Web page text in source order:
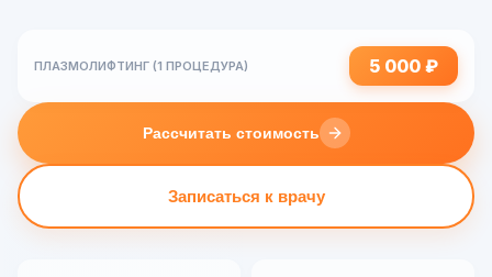
ПЛАЗМОЛИФТИНГ (1 ПРОЦЕДУРА) 5 000 ₽
Рассчитать стоимость
Записаться к врачу